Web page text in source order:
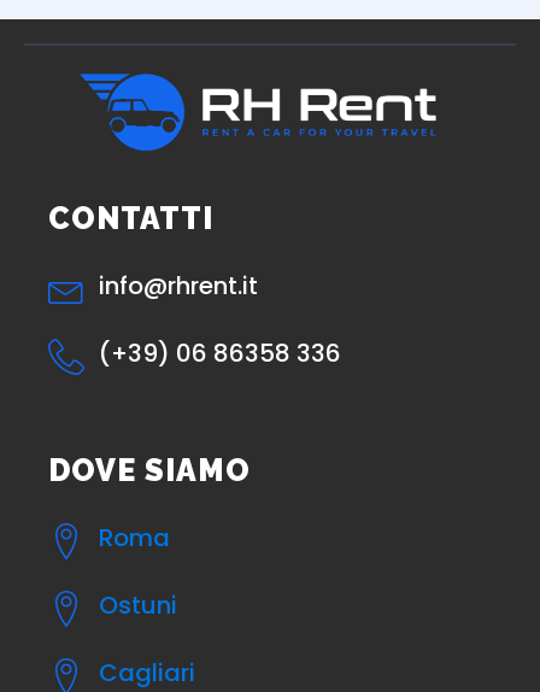
CONTATTI
info@rhrent.it
(+39) 06 86358 336
DOVE SIAMO
Roma
Ostuni
Cagliari